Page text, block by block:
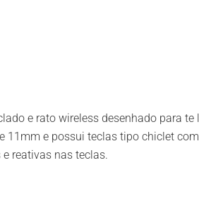
e rato wireless desenhado para
11mm e possui teclas tipo chiclet
reativas nas teclas.